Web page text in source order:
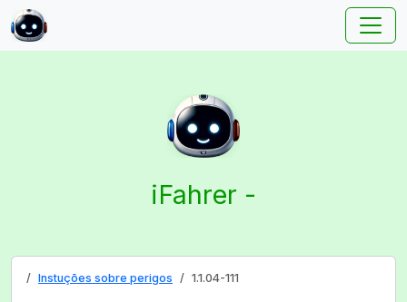
iFahrer -
Instuções sobre perigos 1.1.04-111